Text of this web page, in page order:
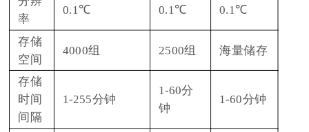
率
0.1℃ 0.1℃ 0.1℃
存储
空间
4000组 2500组 海量储存
存储
时间
间隔
1-255分钟
1-60分
钟
1-60分钟